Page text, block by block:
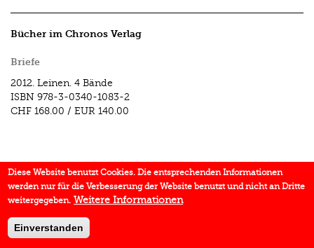
Bücher im Chronos Verlag
Briefe
2012. Leinen. 4 Bände
ISBN 978-3-0340-1083-2
CHF 168.00 / EUR 140.00
Diese Website benutzt Cookies. Die entsprechenden Informationen
werden nur für die Verbesserung der Website benutzt und nicht an Dritte
weitergegeben. Weitere Informationen
Einverstanden